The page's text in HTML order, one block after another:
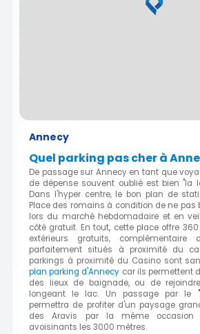
Annecy
Quel parking pas cher à
De passage sur Annecy en tant que
de dépense souvent oublié est bien "la
Dans l'hyper centre, le bon plan de
Place des romains à condition de ne pas
lors du marché hebdomadaire et en
côté gratuit. En tout, cette place offre
extérieurs gratuits, complémentaire
parfaitement situés à proximité du
parkings à proximité du Casino sont
plan parking d'Annecy car ils permettent
des lieux de baignade, ou de
longeant le lac. Un passage par le
permettra de profiter d'un paysage
des Aravis par la même occasion
avoisinants les 3000 mètres.